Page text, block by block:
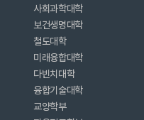
사회과학대학
보건생명대학
철도대학
미래융합대학
다빈치대학
융합기술대학
교양학부